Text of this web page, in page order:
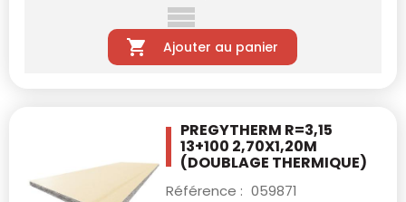
Ajouter au panier
PREGYTHERM R=3,15
13+100 2,70X1,20M
(DOUBLAGE THERMIQUE)
Référence : 059871